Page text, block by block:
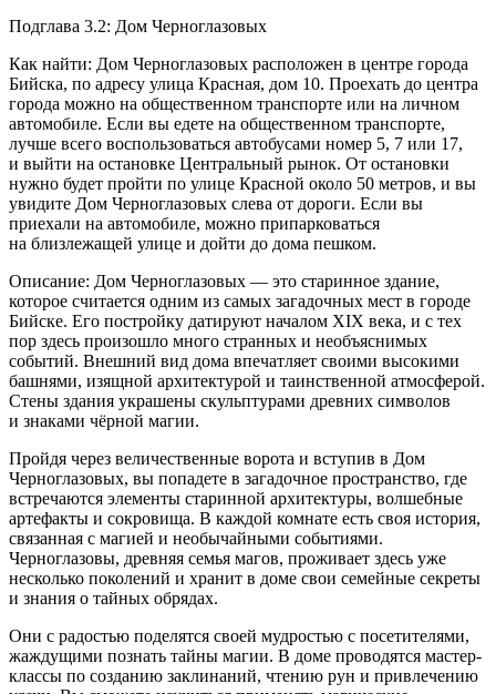
Подглава 3.2: Дом Черноглазовых
Как найти: Дом Черноглазовых расположен в центре города
Бийска, по адресу улица Красная, дом 10. Проехать до центра
города можно на общественном транспорте или на личном
автомобиле. Если вы едете на общественном транспорте,
лучше всего воспользоваться автобусами номер 5, 7 или 17,
и выйти на остановке Центральный рынок. От остановки
нужно будет пройти по улице Красной около 50 метров, и вы
увидите Дом Черноглазовых слева от дороги. Если вы
приехали на автомобиле, можно припарковаться
на близлежащей улице и дойти до дома пешком.
Описание: Дом Черноглазовых — это старинное здание,
которое считается одним из самых загадочных мест в городе
Бийске. Его постройку датируют началом XIX века, и с тех
пор здесь произошло много странных и необъяснимых
событий. Внешний вид дома впечатляет своими высокими
башнями, изящной архитектурой и таинственной атмосферой.
Стены здания украшены скульптурами древних символов
и знаками чёрной магии.
Пройдя через величественные ворота и вступив в Дом
Черноглазовых, вы попадете в загадочное пространство, где
встречаются элементы старинной архитектуры, волшебные
артефакты и сокровища. В каждой комнате есть своя история,
связанная с магией и необычайными событиями.
Черноглазовы, древняя семья магов, проживает здесь уже
несколько поколений и хранит в доме свои семейные секреты
и знания о тайных обрядах.
Они с радостью поделятся своей мудростью с посетителями,
жаждущими познать тайны магии. В доме проводятся мастер-
классы по созданию заклинаний, чтению рун и привлечению